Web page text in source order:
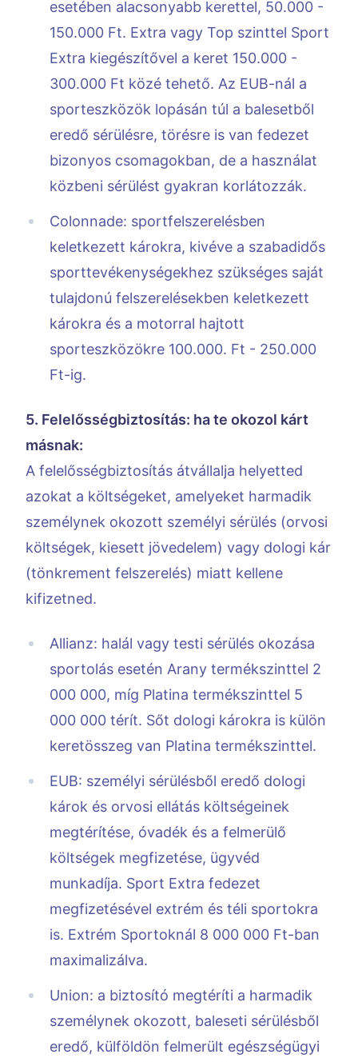
esetében alacsonyabb kerettel, 50.000 -
150.000 Ft. Extra vagy Top szinttel Sport
Extra kiegészítővel a keret 150.000 -
300.000 Ft közé tehető. Az EUB-nál a
sporteszközök lopásán túl a balesetből
eredő sérülésre, törésre is van fedezet
bizonyos csomagokban, de a használat
közbeni sérülést gyakran korlátozzák.
Colonnade: sportfelszerelésben
keletkezett károkra, kivéve a szabadidős
sporttevékenységekhez szükséges saját
tulajdonú felszerelésekben keletkezett
károkra és a motorral hajtott
sporteszközökre 100.000. Ft - 250.000
Ft-ig.
5. Felelősségbiztosítás: ha te okozol kárt
másnak:
A felelősségbiztosítás átvállalja helyetted
azokat a költségeket, amelyeket harmadik
személynek okozott személyi sérülés (orvosi
költségek, kiesett jövedelem) vagy dologi kár
(tönkrement felszerelés) miatt kellene
kifizetned.
Allianz: halál vagy testi sérülés okozása
sportolás esetén Arany termékszinttel 2
000 000, míg Platina termékszinttel 5
000 000 térít. Sőt dologi károkra is külön
keretösszeg van Platina termékszinttel.
EUB: személyi sérülésből eredő dologi
károk és orvosi ellátás költségeinek
megtérítése, óvadék és a felmerülő
költségek megfizetése, ügyvéd
munkadíja. Sport Extra fedezet
megfizetésével extrém és téli sportokra
is. Extrém Sportoknál 8 000 000 Ft-ban
maximalizálva.
Union: a biztosító megtéríti a harmadik
személynek okozott, baleseti sérülésből
eredő, külföldön felmerült egészségügyi